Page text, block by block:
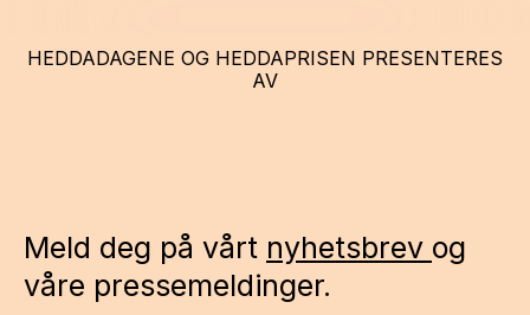
HEDDADAGENE OG HEDDAPRISEN PRESENTERES
AV
Meld deg på vårt nyhetsbrev og
våre pressemeldinger.